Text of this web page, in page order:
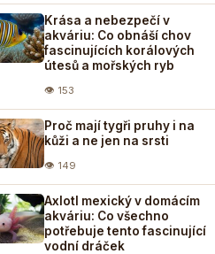
Krása a nebezpečí v
akváriu: Co obnáší chov
fascinujících korálových
útesů a mořských ryb
👁 153
Proč mají tygři pruhy i na
kůži a ne jen na srsti
👁 149
Axlotl mexický v domácím
akváriu: Co všechno
potřebuje tento fascinující
vodní dráček